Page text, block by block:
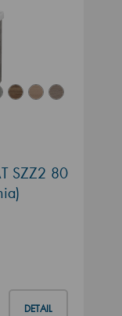
SZZ2 80
DETAIL